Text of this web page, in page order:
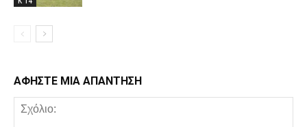
ΑΦΗΣΤΕ ΜΙΑ ΑΠΑΝΤΗΣΗ